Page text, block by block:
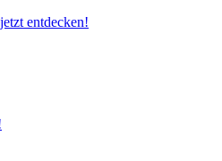
jetzt entdecken!